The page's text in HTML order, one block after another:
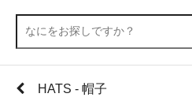
HATS - 帽子